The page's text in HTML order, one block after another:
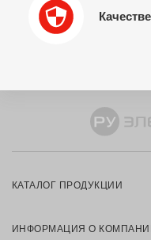
КАТАЛОГ ПРОДУКЦИИ
ИНФОРМАЦИЯ О